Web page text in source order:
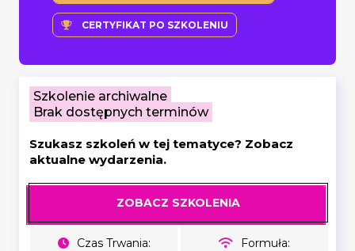
CERTYFIKAT PO SZKOLENIU
Szkolenie archiwalne
Brak dostępnych terminów
Szukasz szkoleń w tej tematyce? Zobacz
aktualne wydarzenia.
ZOBACZ SZKOLENIA
Czas Trwania: Formuła: